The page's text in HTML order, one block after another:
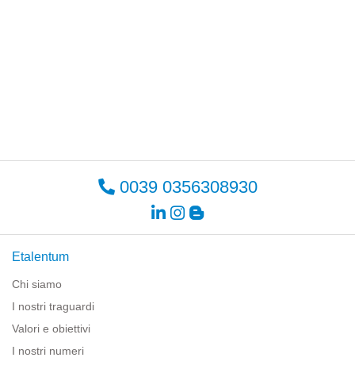
0039 0356308930
Etalentum
Chi siamo
I nostri traguardi
Valori e obiettivi
I nostri numeri